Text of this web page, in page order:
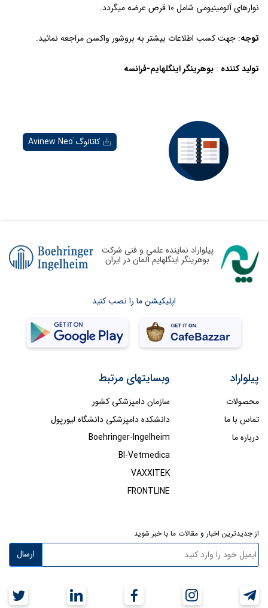
نوارهای آلومینیومی شامل 10 قرص عرضه میگردد.
توجه: جهت کسب اطلاعات بیشتر به بروشور واکسن مراجعه نمائید.
تولید کننده : بوهرینگر اینگلهایم-فرانسه
کاتالوگ َAvinew Neo
پیلواراد نماینده علمی و فنی شرکت
بوهرینگر اینگلهایم آلمان در ایران
اپلیکیشن ما را نصب کنید
پیلواراد
محصولات
تماس با ما
درباره ما
وبسایتهای مرتبط
سازمان دامپزشکی کشور
دانشکده دامپزشکی دانشگاه لیورپول
Boehringer-Ingelheim
BI-Vetmedica
VAXXITEK
FRONTLINE
از جدیدترین اخبار و مقالات ما با خبر شوید
ارسال